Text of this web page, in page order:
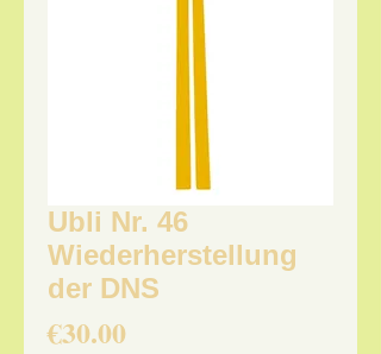
Ubli Nr. 46
Wiederherstellung
der DNS
€30.00Price